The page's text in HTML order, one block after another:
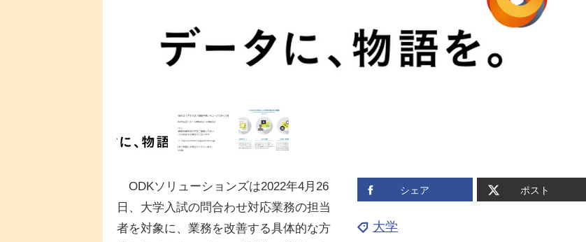
シェア ポスト
大学
ODKソリューションズは2022年4月26
日、大学入試の問合わせ対応業務の担当
者を対象に、業務を改善する具体的な方